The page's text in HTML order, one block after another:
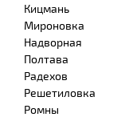
Кицмань
Мироновка
Надворная
Полтава
Радехов
Решетиловка
Ромны